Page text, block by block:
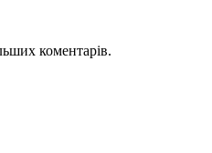
коментарів.